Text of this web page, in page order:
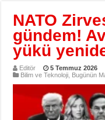
NATO
gündem!
yükü
Editör
5 Temmuz 2026
Bilim ve Teknoloji Bugünün